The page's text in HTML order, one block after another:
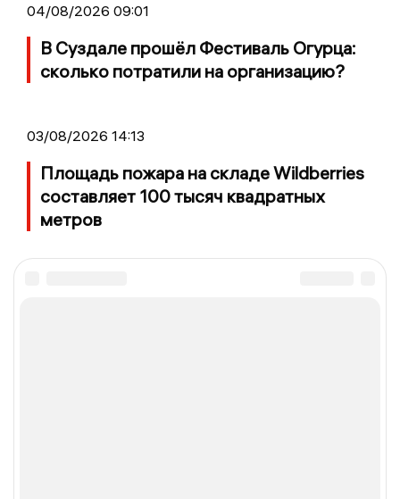
04/08/2026 09:01
В Суздале прошёл Фестиваль Огурца:
сколько потратили на организацию?
03/08/2026 14:13
Площадь пожара на складе Wildberries
составляет 100 тысяч квадратных
метров